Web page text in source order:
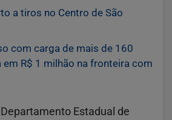
a tiros no Centro de São
com carga de mais de 160
em R$ 1 milhão na fronteira com
Estadual de